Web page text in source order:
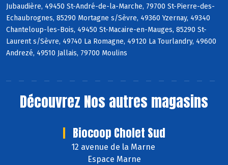
Jubaudière, 49450 St-André-de-la-Marche, 79700 St-Pierre-des-
Echaubrognes, 85290 Mortagne s/Sèvre, 49360 Yzernay, 49340
Chanteloup-les-Bois, 49450 St-Macaire-en-Mauges, 85290 St-
Laurent s/Sèvre, 49740 La Romagne, 49120 La Tourlandry, 49600
Andrezé, 49510 Jallais, 79700 Moulins
Découvrez Nos autres magasins
Biocoop Cholet Sud
12 avenue de la Marne
Espace Marne